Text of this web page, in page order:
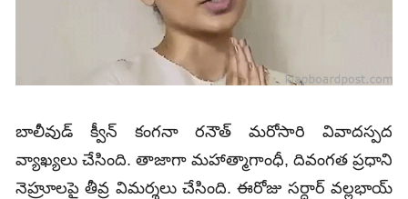
బాలీవుడ్ క్వీన్‌ కంగనా రనౌత్ మరోసారి వివాదస్పద
వ్యాఖ్యలు చేసింది. తాజాగా మహాత్మాగాంధీ, దివంగత ప్రధాని
నెహ్రూలపై తీవ్ర విమర్శలు చేసింది. ఈరోజు సర్దార్ వల్లభాయ్